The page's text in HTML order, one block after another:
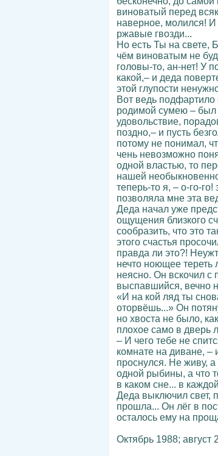
виноватый перед
наверное, молился! И
ржавые гвозди...
Но есть Ты на свете,
чём виноватым не
головы-то, ан-нет! У
какой,– и деда
этой глупости
Вот ведь подфартило
родимой сумею – был
удовольствие,
поздно,– и пусть
потому не понимал,
чень невозможно
одной властью, то
нашей
теперь-то я, – о-го-
позволяла мне эта
Деда начал уже
ощущения близкого
сообразить, что это
этого счастья
правда ли это?!
нечто ноющее тереть
неясно. Он вскочил с
выспавшийся, вечно
«И на кой ляд ты
оторвёшь...» Он
но хвоста не было,
плохое само в дверь
– И чего тебе не
комнате на диване, –
проснулся. Не живу,
одной рыбины, а что
в каком сне... в
Деда выключил свет,
прошла... Он лёг в
осталось ему на
Октябрь 1988; август